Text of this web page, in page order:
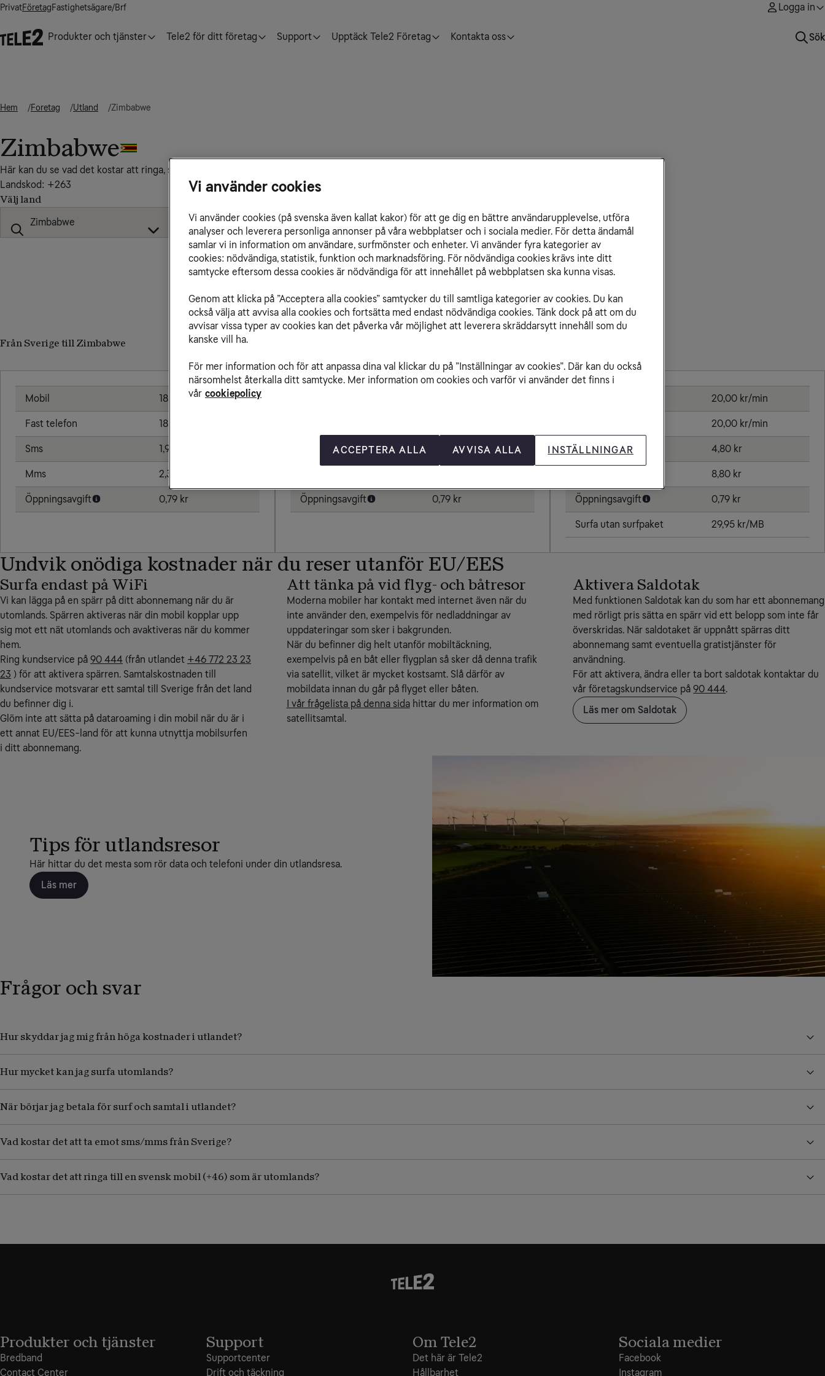
PrivatFöretagFastighetsägare/Brf Logga in
Produkter och tjänster Tele2 för ditt företag Support Upptäck Tele2 Företag Kontakta oss Sök
Hem Foretag Utland Zimbabwe
Zimbabwe
Här kan du se vad det kostar att ringa, sms:a och surfa till, från och inom Zimbabwe.
Landskod: +263
Välj land
Från Sverige till Zimbabwe
Mobil 18,00 kr/min
Fast telefon 18,00 kr/min
Sms 1,91 kr
Mms 2,39 kr
Öppningsavgift 0,79 kr
Från Zimbabwe till
4,80 kr
Öppningsavgift 0,79 kr
20,00 kr/min
20,00 kr/min
Sms 4,80 kr
8,80 kr
Öppningsavgift 0,79 kr
Surfa utan surfpaket 29,95 kr/MB
Undvik onödiga kostnader när du reser utanför EU/EES
Surfa endast på WiFi
Vi kan lägga på en spärr på ditt abonnemang när du är
utomlands. Spärren aktiveras när din mobil kopplar upp
sig mot ett nät utomlands och avaktiveras när du kommer
hem.
Ring kundservice på 90 444 (från utlandet +46 772 23 23
23 ) för att aktivera spärren. Samtalskostnaden till
kundservice motsvarar ett samtal till Sverige från det land
du befinner dig i.
Glöm inte att sätta på dataroaming i din mobil när du är i
ett annat EU/EES-land för att kunna utnyttja mobilsurfen
i ditt abonnemang.
Att tänka på vid flyg- och båtresor
Moderna mobiler har kontakt med internet även när du
inte använder den, exempelvis för nedladdningar av
uppdateringar som sker i bakgrunden.
När du befinner dig helt utanför mobiltäckning,
exempelvis på en båt eller flygplan så sker då denna trafik
via satellit, vilket är mycket kostsamt. Slå därför av
mobildata innan du går på flyget eller båten.
I vår frågelista på denna sidahittar du mer information om
satellitsamtal.
Aktivera Saldotak
Med funktionen Saldotak kan du som har ett abonnemang
med rörligt pris sätta en spärr vid ett belopp som inte får
överskridas. När saldotaket är uppnått spärras ditt
abonnemang samt eventuella gratistjänster för
användning.
För att aktivera, ändra eller ta bort saldotak kontaktar du
vår företagskundservice på90 444.
Läs mer om Saldotak
Tips för utlandsresor
Här hittar du det mesta som rör data och telefoni under din utlandsresa.
Läs mer
Frågor och svar
Hur skyddar jag mig från höga kostnader i utlandet?
Hur mycket kan jag surfa utomlands?
När börjar jag betala för surf och samtal i utlandet?
Vad kostar det att ta emot sms/mms från Sverige?
Vad kostar det att ringa till en svensk mobil (+46) som är utomlands?
Produkter och tjänster
Bredband
Contact Center
Support
Supportcenter
Drift och täckning
Om Tele2
Det här är Tele2
Hållbarhet
Sociala medier
Facebook
Instagram
Vi använder cookies
Vi använder cookies (på svenska även kallat kakor) för att ge dig en bättre användarupplevelse, utföra
analyser och leverera personliga annonser på våra webbplatser och i sociala medier. För detta ändamål
samlar vi in information om användare, surfmönster och enheter. Vi använder fyra kategorier av
cookies: nödvändiga, statistik, funktion och marknadsföring. För nödvändiga cookies krävs inte ditt
samtycke eftersom dessa cookies är nödvändiga för att innehållet på webbplatsen ska kunna visas.
Genom att klicka på ”Acceptera alla cookies” samtycker du till samtliga kategorier av cookies. Du kan
också välja att avvisa alla cookies och fortsätta med endast nödvändiga cookies. Tänk dock på att om du
avvisar vissa typer av cookies kan det påverka vår möjlighet att leverera skräddarsytt innehåll som du
kanske vill ha.
För mer information och för att anpassa dina val klickar du på ”Inställningar av cookies”. Där kan du också
närsomhelst återkalla ditt samtycke. Mer information om cookies och varför vi använder det finns i
vår cookiepolicy
ACCEPTERA ALLA AVVISA ALLA INSTÄLLNINGAR